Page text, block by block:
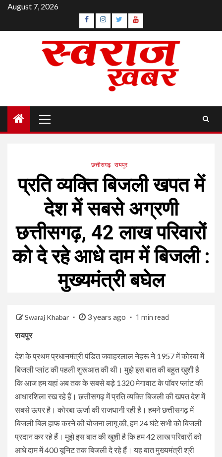
Skip
content
August 7, 2026
Facebook
Instagram
TwitterYouTube
Menu
छत्तीसगढ़ रायपुर
प्रति व्यक्ति बिजली खपत में
देश में सबसे अग्रणी
छत्तीसगढ़, 42 लाख परिवारों
को दे रहे आधे दाम में बिजली :
मुख्यमंत्री बघेल
Swaraj Khabar 3 years ago 1 min read
रायपुर
देश के प्रथम प्रधानमंत्री पंडित जवाहरलाल नेहरू ने 1957 में कोरबा में
बिजली प्लांट की पहली शुरूआत की थी। मुझे इस बात की बहुत खुशी है
कि आज हम यहां अब तक के सबसे बड़े 1320 मेगावाट के पॉवर प्लांट की
आधारशिला रख रहे हैं। छत्तीसगढ़ में प्रति व्यक्ति बिजली की खपत देश में
सबसे ऊपर है। कोरबा ऊर्जा की राजधानी रही है। हमने छत्तीसगढ़ में
बिजली बिल हाफ करने की योजना लागू की, हम 24 घंटे सभी को बिजली
प्रदान कर रहे हैं। मुझे इस बात की खुशी है कि हम 42 लाख परिवारों को
आधे दाम में 400 यूनिट तक बिजली दे रहे हैं। यह बात मुख्यमंत्री श्री